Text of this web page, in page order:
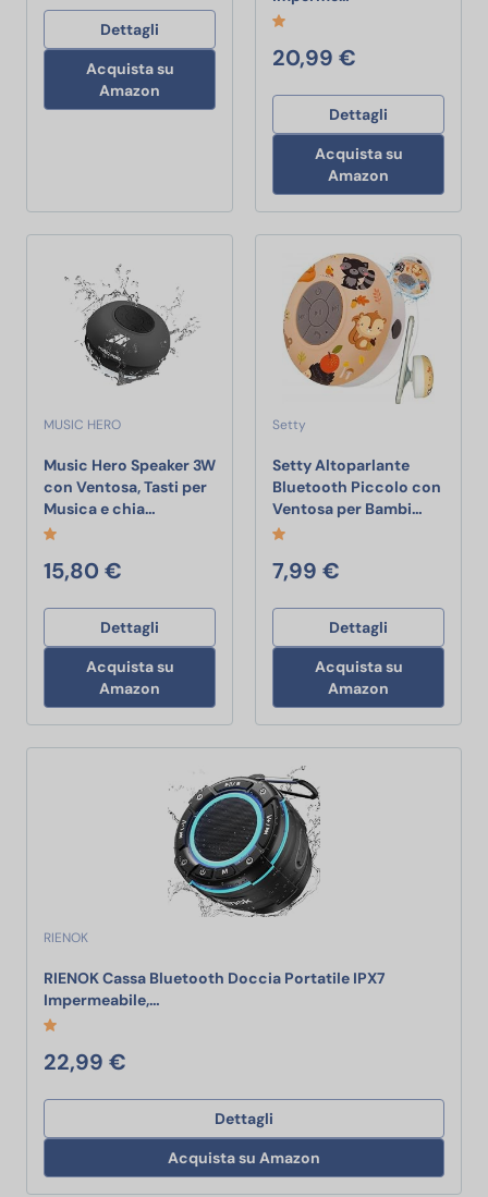
Dettagli
Acquista su
Amazon
20,99 €
Dettagli
Acquista su
Amazon
MUSIC HERO
Music Hero Speaker 3W
con Ventosa, Tasti per
Musica e chia… Music Hero Speaker 3W con Ventosa,
15,80 €
Dettagli
Acquista su
Amazon
Setty
Setty Altoparlante
Bluetooth Piccolo con
Ventosa per Bambi…
7,99 €
Dettagli
Acquista su
Amazon
RIENOK
RIENOK Cassa Bluetooth Doccia Portatile IPX7
Impermeabile,…
22,99 €
Dettagli
Acquista su Amazon